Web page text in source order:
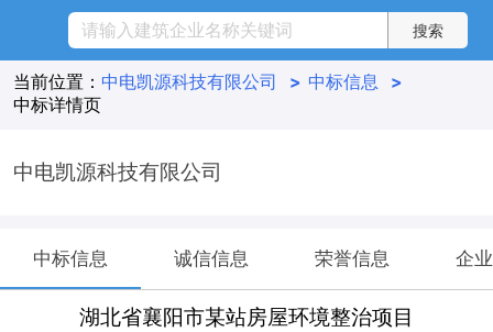
当前位置： 中电凯源科技有限公司 > 中标信息
>
中标详情页
中电凯源科技有限公司
中标信息 诚信信息 荣誉信息 企
湖北省襄阳市某站房屋环境整治项目